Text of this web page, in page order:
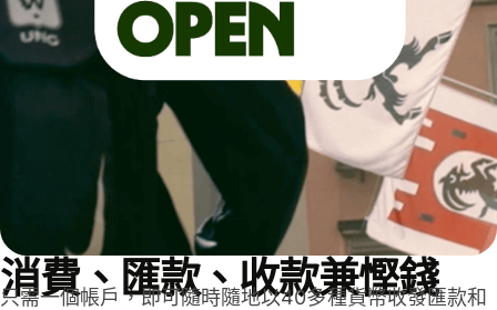
消費、匯款、收款兼慳錢
只需一個帳戶，即可隨時隨地以40多種貨幣收發匯款和